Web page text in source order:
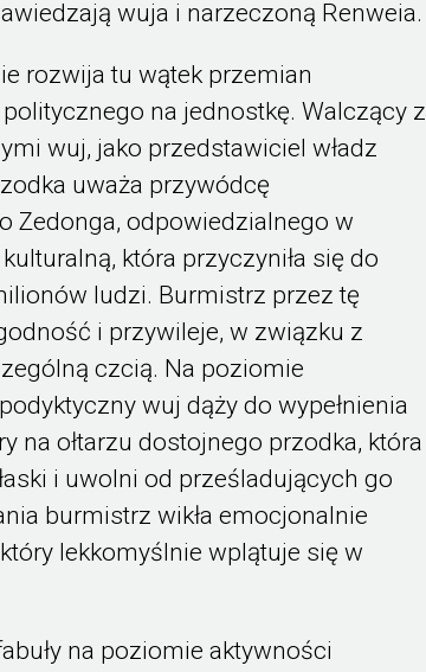
wuja i narzeczoną Renweia.
rozwija tu wątek przemian
na jednostkę. Walczący z
wuj, jako przedstawiciel władz
uważa przywódcę
Zedonga, odpowiedzialnego w
która przyczyniła się do
ludzi. Burmistrz przez tę
i przywileje, w związku z
czcią. Na poziomie
wuj dąży do wypełnienia
na ołtarzu dostojnego przodka, która
i uwolni od prześladujących go
burmistrz wikła emocjonalnie
lekkomyślnie wplątuje się w
na poziomie aktywności